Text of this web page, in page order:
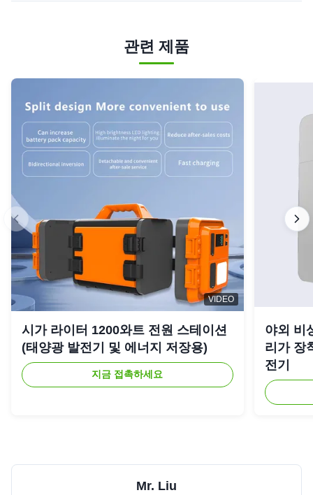
관련 제품
VIDEO
시가 라이터 1200와트 전원 스테이션
(태양광 발전기 및 에너지 저장용)
지금 접촉하세요
야외 비
리가 장
전기
Mr. Liu